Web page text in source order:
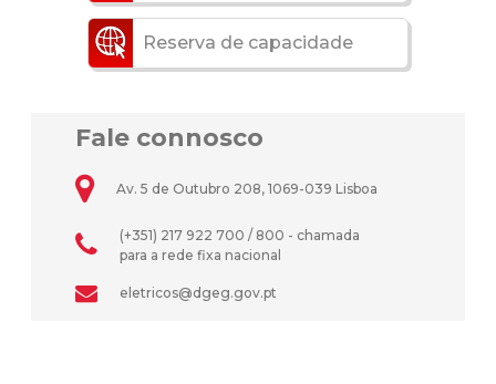
Reserva de capacidade
Fale connosco
Av. 5 de Outubro 208, 1069-039 Lisboa
(+351) 217 922 700 / 800 - chamada
para a rede fixa nacional
eletricos@dgeg.gov.pt